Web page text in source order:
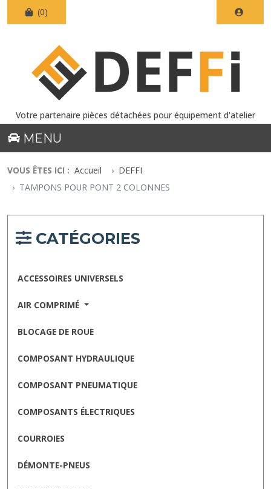
(0)
Votre partenaire pièces détachées pour équipement d'atelier
MENU
VOUS ÊTES ICI : Accueil
DEFFI
TAMPONS POUR PONT 2 COLONNES
CATÉGORIES
ACCESSOIRES UNIVERSELS
AIR COMPRIMÉ
BLOCAGE DE ROUE
COMPOSANT HYDRAULIQUE
COMPOSANT PNEUMATIQUE
COMPOSANTS ÉLECTRIQUES
COURROIES
DÉMONTE-PNEUS